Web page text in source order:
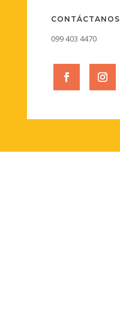
CONTÁCTANOS
099 403 4470